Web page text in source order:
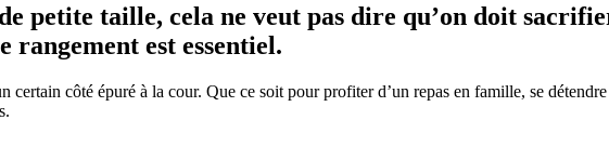
petite taille, cela ne veut pas dire qu’on doit
est essentiel.
certain côté épuré à la cour. Que ce soit pour profiter d’un repas en famille, se